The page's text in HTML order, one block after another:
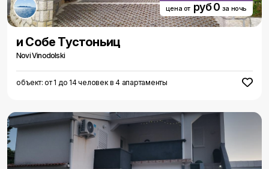
цена от руб 0 за ночь
и Собе Тустоньиц
Novi Vinodolski
объект: от 1 до 14 человек в 4 апартаменты